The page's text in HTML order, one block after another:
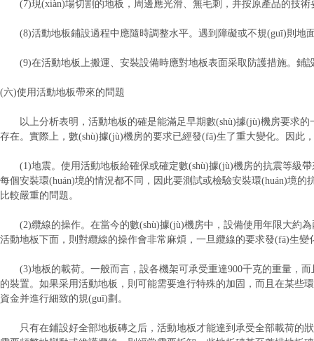
(7)現(xiàn)場切割的地板，周邊應光滑、無毛刺，并按原產品的技術
(8)活動地板鋪設過程中應隨時調整水平。遇到障礙或不規(guī)則地
(9)在活動地板上搬運、安裝設備時應對地板表面采取防護措施。鋪
(六)使用活動地板帶來的問題
以上分析表明，活動地板的確是能滿足早期數(shù)據(jù)機房要求的
存在。實際上，數(shù)據(jù)機房的要求已經發(fā)生了重大變化。因此
(1)地震。使用活動地板給確保或確定數(shù)據(jù)機房的抗震等級帶
每個安裝環(huán)境的情況都不同，因此要測試或檢驗安裝環(huán)境
比較嚴重的問題。
(2)纜線的操作。在當今的數(shù)據(jù)機房中，設備使用年限大約為
活動地板下面，則對纜線的操作會非常麻煩，一旦纜線的要求發(fā)生
(3)地板的載荷。一般而言，設各機架可承受重達900千克的重量，而
的裝置。如果采用活動地板，則可能需要進行特殊的加固，而且在某些
資金并進行細致的規(guī)劃。
只有在鋪設好全部地板磚之后，活動地板才能達到承受全部載荷的